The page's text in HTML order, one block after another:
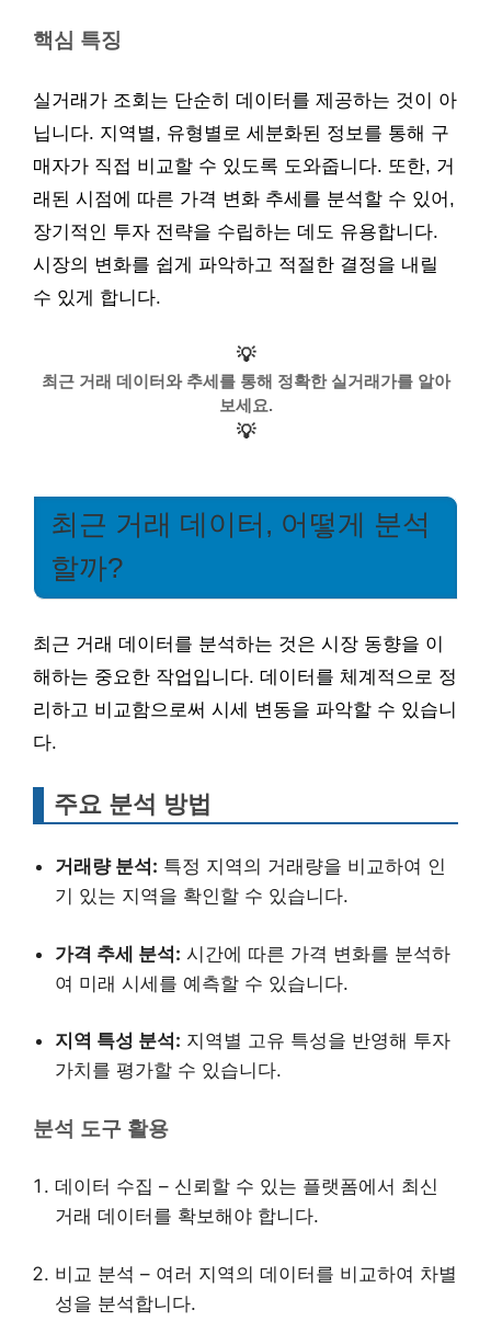
핵심 특징
실거래가 조회는 단순히 데이터를 제공하는 것이 아
닙니다. 지역별, 유형별로 세분화된 정보를 통해 구
매자가 직접 비교할 수 있도록 도와줍니다. 또한, 거
래된 시점에 따른 가격 변화 추세를 분석할 수 있어,
장기적인 투자 전략을 수립하는 데도 유용합니다.
시장의 변화를 쉽게 파악하고 적절한 결정을 내릴
수 있게 합니다.
💡
최근 거래 데이터와 추세를 통해 정확한 실거래가를 알아
보세요.
💡
최근 거래 데이터, 어떻게 분석
할까?
최근 거래 데이터를 분석하는 것은 시장 동향을 이
해하는 중요한 작업입니다. 데이터를 체계적으로 정
리하고 비교함으로써 시세 변동을 파악할 수 있습니
다.
주요 분석 방법
거래량 분석: 특정 지역의 거래량을 비교하여 인
기 있는 지역을 확인할 수 있습니다.
가격 추세 분석: 시간에 따른 가격 변화를 분석하
여 미래 시세를 예측할 수 있습니다.
지역 특성 분석: 지역별 고유 특성을 반영해 투자
가치를 평가할 수 있습니다.
분석 도구 활용
데이터 수집 – 신뢰할 수 있는 플랫폼에서 최신
거래 데이터를 확보해야 합니다.
비교 분석 – 여러 지역의 데이터를 비교하여 차별
성을 분석합니다.